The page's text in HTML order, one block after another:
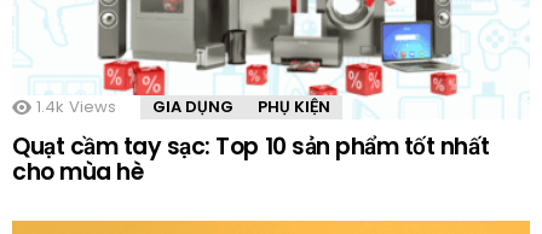
1.4k Views GIA DỤNG PHỤ KIỆN
Quạt cầm tay sạc: Top 10 sản phẩm tốt nhất
cho mùa hè